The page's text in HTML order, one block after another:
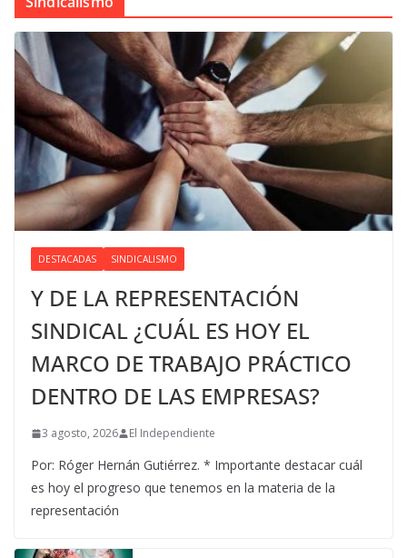
DESTACADAS SINDICALISMO
Y DE LA REPRESENTACIÓN
SINDICAL ¿CUÁL ES HOY EL
MARCO DE TRABAJO PRÁCTICO
DENTRO DE LAS EMPRESAS?
3 agosto, 2026 El Independiente
Por: Róger Hernán Gutiérrez. * Importante destacar cuál
es hoy el progreso que tenemos en la materia de la
representación